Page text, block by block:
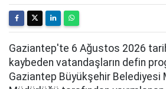
Gaziantep'te 6 Ağustos 2026
kaybeden vatandaşların defin
Gaziantep Büyükşehir Belediyesi